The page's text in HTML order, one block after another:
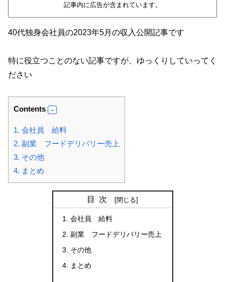
記事内に広告が含まれています。
40代独身会社員の2023年5月の収入公開記事です
特に役立つことのない記事ですが、ゆっくりしていってく
ださい
Contents
1. 会社員 給料
2. 副業 フードデリバリー売上
3. その他
4. まとめ
目次
会社員 給料
副業 フードデリバリー売上
その他
まとめ